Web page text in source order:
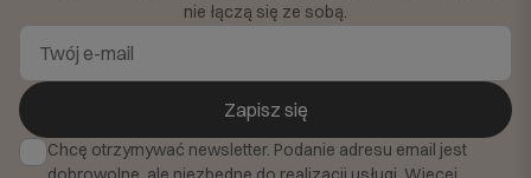
nie łączą się ze sobą.
Zapisz się
Chcę otrzymywać newsletter. Podanie adresu email jest